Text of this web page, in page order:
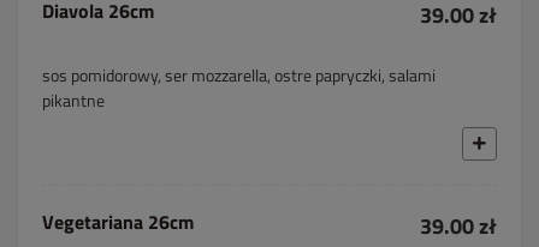
Diavola 26cm 39.00 zł
sos pomidorowy, ser mozzarella, ostre papryczki, salami
pikantne
Vegetariana 26cm 39.00 zł